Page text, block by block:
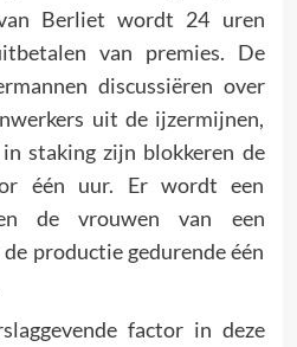
Berliet wordt 24 uren
van premies. De
discussiëren over
uit de ijzermijnen,
staking zijn blokkeren de
één uur. Er wordt een
de vrouwen van een
productie gedurende één
factor in deze